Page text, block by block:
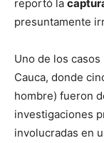
reportó la
presuntamente
Uno de los
Cauca, donde
hombre) fueron
investigaciones
involucradas en